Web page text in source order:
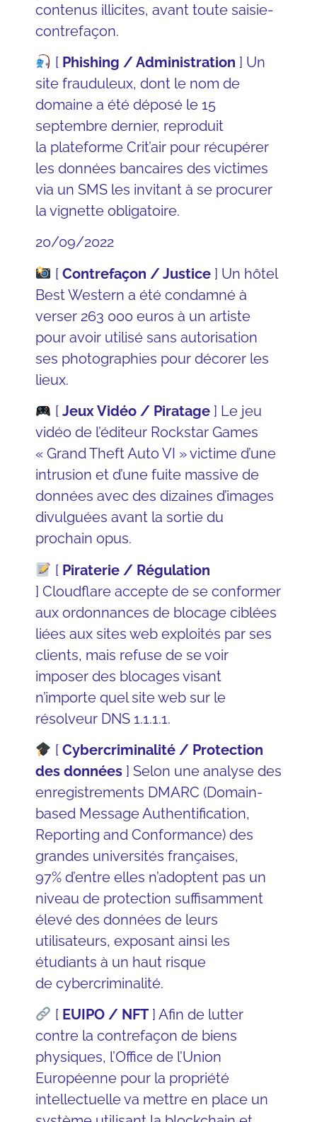
contenus illicites, avant toute saisie-
contrefaçon.
[ Phishing / Administration ] Un
site frauduleux, dont le nom de
domaine a été déposé le 15
septembre dernier, reproduit
la plateforme Crit’air pour récupérer
les données bancaires des victimes
via un SMS les invitant à se procurer
la vignette obligatoire.
20/09/2022
[ Contrefaçon / Justice] Un hôtel
Best Western a été condamné à
verser 263 000 euros à un artiste
pour avoir utilisé sans autorisation
ses photographies pour décorer les
lieux.
[ Jeux Vidéo / Piratage] Le jeu
vidéo de l’éditeur Rockstar Games
« Grand Theft Auto VI » victime d’une
intrusion et d’une fuite massive de
données avec des dizaines d’images
divulguées avant la sortie du
prochain opus.
[ Piraterie / Régulation
] Cloudflare accepte de se conformer
aux ordonnances de blocage ciblées
liées aux sites web exploités par ses
clients, mais refuse de se voir
imposer des blocages visant
n’importe quel site web sur le
résolveur DNS 1.1.1.1.
[ Cybercriminalité / Protection
des données ] Selon une analyse des
enregistrements DMARC (Domain-
based Message Authentification,
Reporting and Conformance) des
grandes universités françaises,
97% d’entre elles n’adoptent pas un
niveau de protection suffisamment
élevé des données de leurs
utilisateurs, exposant ainsi les
étudiants à un haut risque
de cybercriminalité.
[ EUIPO / NFT] Afin de lutter
contre la contrefaçon de biens
physiques, l’Office de l’Union
Européenne pour la propriété
intellectuelleva mettre en place un